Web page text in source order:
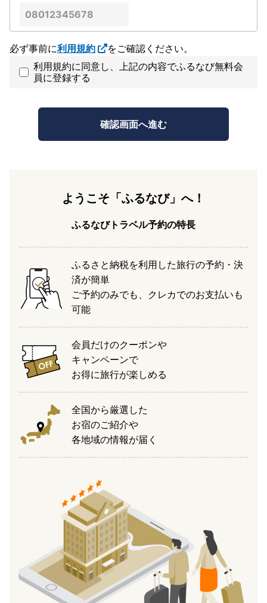
必ず事前に利用規約
をご確認ください。
利用規約に同意し、上記の内容でふるなび無料会
員に登録する
ようこそ「ふるなび」へ！
ふるなびトラベル予約の特長
ふるさと納税を利用した旅行の予約・決
済が簡単
ご予約のみでも、クレカでのお支払いも
可能
会員だけのクーポンや
キャンペーンで
お得に旅行が楽しめる
全国から厳選した
お宿のご紹介や
各地域の情報が届く